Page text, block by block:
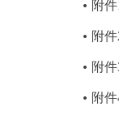
附
附
附
附